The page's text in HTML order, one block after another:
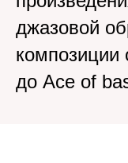
джазовой
до Ace of